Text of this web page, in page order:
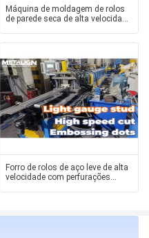
Máquina de moldagem de rolos
de parede seca de alta velocidade
Forro de rolos de aço leve de alta
velocidade com perfurações